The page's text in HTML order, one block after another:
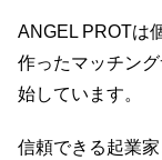
ANGEL PROTは
作ったマッチン
始しています。
信頼できる起業